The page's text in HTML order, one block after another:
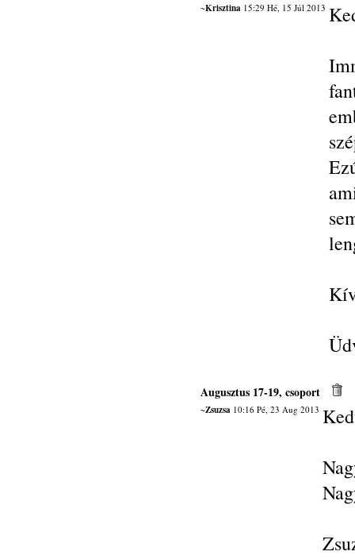
~Krisztina15:29 Hé, 15 Júl 2013
Augusztus 17-19, csoport
~Zsuzsa10:16 Pé, 23 Aug 2013